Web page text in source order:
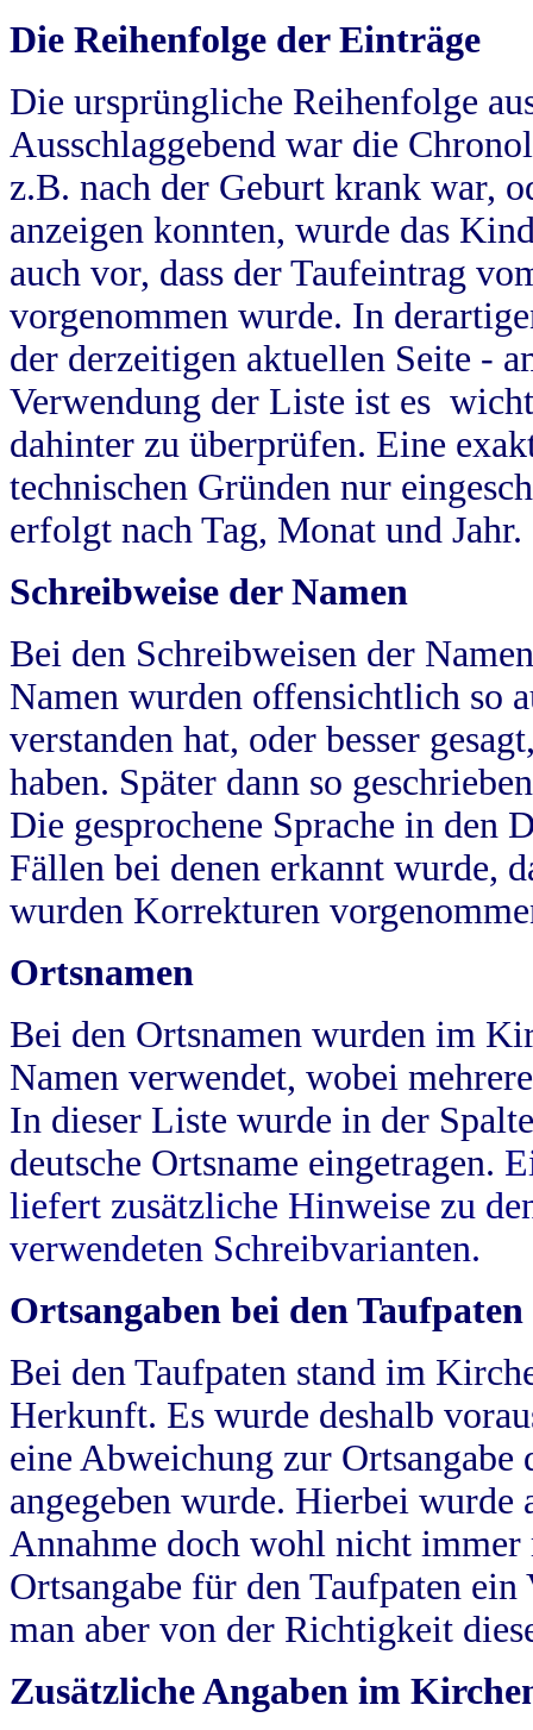
Die Reihenfolge der Einträge
Die ursprüngliche Reihenfolge
Ausschlaggebend war die
z.B. nach der Geburt krank war,
anzeigen konnten, wurde das
auch vor, dass der Taufeintrag
vorgenommen wurde. In
der derzeitigen aktuellen Seite -
Verwendung der Liste ist es
dahinter zu überprüfen. Eine
technischen Gründen nur
erfolgt nach Tag, Monat und Jahr.
Schreibweise der Namen
Bei den Schreibweisen der
Namen wurden offensichtlich so
verstanden hat, oder besser
haben. Später dann so
Die gesprochene Sprache in
Fällen bei denen erkannt wurde,
wurden Korrekturen
Ortsnamen
Bei den Ortsnamen wurden im
Namen verwendet, wobei
In dieser Liste wurde in der
deutsche Ortsname eingetragen.
liefert zusätzliche Hinweise zu
verwendeten Schreibvarianten.
Ortsangaben bei den Taufpaten
Bei den Taufpaten stand im
Herkunft. Es wurde deshalb
eine Abweichung zur
angegeben wurde. Hierbei wurde
Annahme doch wohl nicht
Ortsangabe für den Taufpaten
man aber von der Richtigkeit
Zusätzliche Angaben im